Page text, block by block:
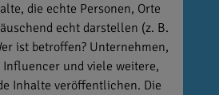
die echte Personen, Orte
echt darstellen (z. B.
ist betroffen? Unternehmen,
Influencer und viele weitere,
Inhalte veröffentlichen. Die